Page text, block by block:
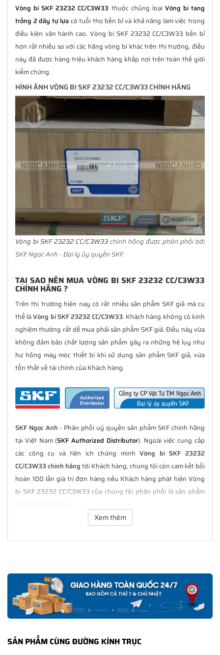
Vòng bi SKF 23232 CC/C3W33 thuộc chủng loại Vòng bi tang
trống 2 dãy tự lựacó tuổi thọ bền bỉ và khả năng làm việc trong
điều kiện vận hành cao. Vòng bi SKF 23232 CC/C3W33 bền bỉ
hơn rất nhiều so với các hãng vòng bi khác trên thị trường, điều
này đã được hàng triệu khách hàng khắp nơi trên toàn thế giới
kiểm chứng.
HÌNH ẢNH VÒNG BI SKF 23232 CC/C3W33 CHÍNH HÃNG
Vòng bi SKF 23232 CC/C3W33chính hãng được phân phối bởi
SKF Ngọc Anh - Đại lý ủy quyền SKF.
TẠI SAO NÊN MUA VÒNG BI SKF 23232 CC/C3W33
CHÍNH HÃNG ?
Trên thị trường hiện nay có rất nhiều sản phẩm SKF giả mà cụ
thể làVòng bi SKF 23232 CC/C3W33. Khách hàng không có kinh
nghiệm thường rất dễ mua phải sản phẩm SKF giả. Điều này vừa
không đảm bảo chất lượng sản phẩm gây ra những hệ lụy như
hư hỏng máy móc thiết bị khi sử dụng sản phẩm SKF giả, vừa
tổn thất về tài chính của Khách hàng.
SKF Ngọc Anh - Phân phối uỷ quyền sản phẩm SKF chính hãng
tại Việt Nam (SKF Authorized Distributor). Ngoài việc cung cấp
các công cụ và tiện ích chứng minhVòng bi SKF 23232
CC/C3W33 chính hãngtới Khách hàng, chúng tôi còn cam kết bồi
hoàn 100 lần giá trị đơn hàng nếu Khách hàng phát hiện Vòng
bi SKF 23232 CC/C3W33 của chúng tôi phân phối là sản phẩm
HÃNG LUÔN TỐT NHẤT
bán hàng. Chúng tôi cam kết luôn đồng hành cùng Khách hàng
trong suốt quá trình sử dụng các sản phẩm SKF chính hãng.
Tất cả các sản phẩm SKF chính hãng do
Xem thêm
SẢN PHẨM CÙNG ĐƯỜNG KÍNH TRỤC